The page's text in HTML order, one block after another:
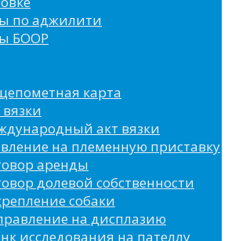
по аджилити
БООР
карта
акт вязки
на племенную приставку
аренды
долевой собственности
собаки
на дисплазию
исследования на пателлу